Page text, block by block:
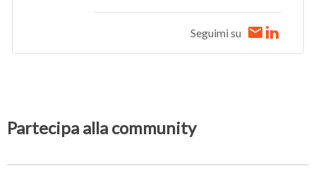
Seguimi su
Partecipa alla community